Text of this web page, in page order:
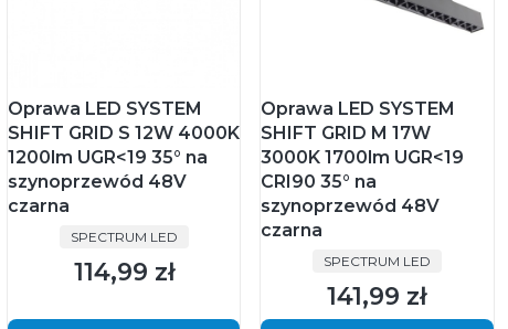
Oprawa LED SYSTEM
SHIFT GRID S 12W 4000K
1200lm UGR<19 35° na
szynoprzewód 48V
czarna
PRODUCENT
SPECTRUM LED
Cena
114,99 zł
Oprawa LED SYSTEM
SHIFT GRID M 17W
3000K 1700lm UGR<19
CRI90 35° na
szynoprzewód 48V
czarna
PRODUCENT
SPECTRUM LED
Cena
141,99 zł